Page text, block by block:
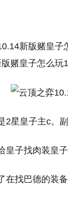
新版赌皇子
赌皇子怎么玩
2星皇子主c。
皇子找肉装皇
在找巴德的装